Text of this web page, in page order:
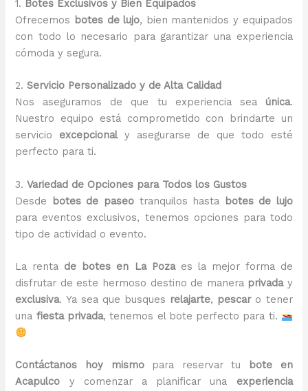
1. Botes Exclusivos y Bien Equipados
Ofrecemos botes de lujo, bien mantenidos y equipados
con todo lo necesario para garantizar una experiencia
cómoda y segura.
2.Servicio Personalizado y de Alta Calidad
Nos aseguramos de que tu experiencia sea única.
Nuestro equipo está comprometido con brindarte un
servicio excepcionaly asegurarse de que todo esté
perfecto para ti.
3.Variedad de Opciones para Todos los Gustos
Desde
botes de paseo tranquilos hasta botes de lujo
para eventos exclusivos, tenemos opciones para todo
tipo de actividad o evento.
La renta de botes en La Pozaes la mejor forma de
disfrutar de este hermoso destino de manera privaday
exclusiva. Ya sea que busques relajarte, pescaro tener
una fiesta privada, tenemos el bote perfecto para ti.
Contáctanos hoy mismopara reservar tu
bote en
Acapulco y comenzar a planificar una experiencia